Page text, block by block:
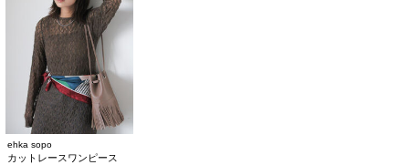
ehka sopo
カットレースワンピース